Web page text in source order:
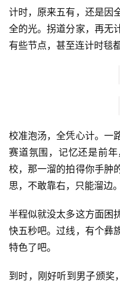
计时，原来五有，还是因
全的光。拐道分家，再无
有些节点，甚至连计时毯